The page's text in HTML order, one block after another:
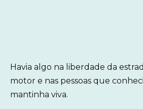
Havia algo na liberdade da
motor e nas pessoas que
mantinha viva.